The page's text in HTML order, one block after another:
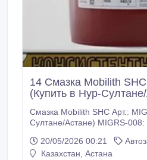
14 Смазка Mobilith
(Купить в Нур-
Смазка Mobilith SHC Арт.: MIGRS-008 (Купить в Нур-
Султане/Астане) MIGRS-
представляют собой продукты,
превосходными
20/05/2026 00:21
Казахстан, Астана